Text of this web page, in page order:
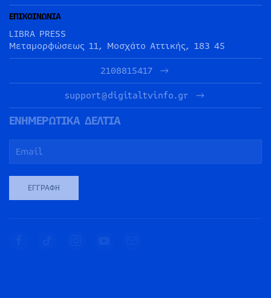
ΕΠΙΚΟΙΝΩΝΙΑ
LIBRA PRESS
Μεταμορφώσεως 11, Μοσχάτο Αττικής, 183 45
2108815417
support@digitaltvinfo.gr
ΕΝΗΜΕΡΩΤΙΚΑ ΔΕΛΤΙΑ
ΕΓΓΡΑΦΉ